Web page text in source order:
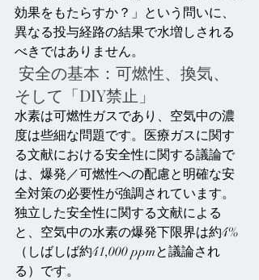
効果をもたらすか？」という問いに、
異なる投与経路の結果で水増しされる
べきではありません。
そして「DIY禁止」
水素は可燃性ガスであり、空気中の濃
度は些細な問題です。医療ガスに関す
る文献における安全性に関する議論で
は、爆発／可燃性への配慮と明確な安
全対策の必要性が強調されています。
独立した安全性に関する文献による
と、空気中の水素の爆発下限界は約4%
（しばしば約41,000 ppmと議論され
る）です。